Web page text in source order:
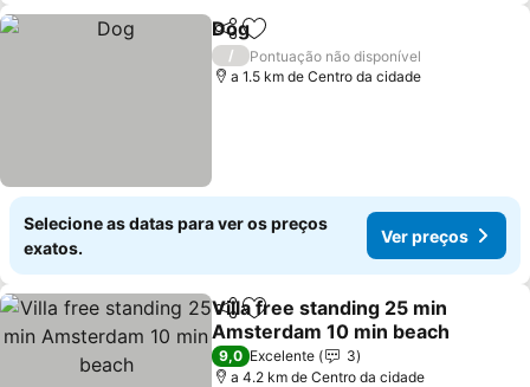
PartilharAdicionar aos favoritos
Dog
/
Pontuação não disponível
a 1.5 km de Centro da cidade
Selecione as datas para ver os preços
exatos.
Ver preços
PartilharAdicionar aos favoritos
Villa free standing 25 min
Amsterdam 10 min beach
Ver preços
9,0 Excelente
3
a 4.2 km de Centro da cidade